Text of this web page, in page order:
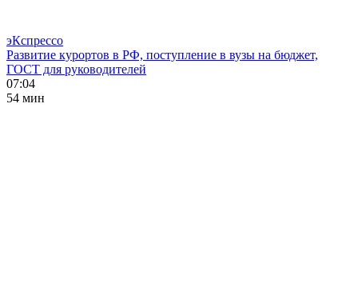
эКспрессо
Развитие курортов в РФ, поступление в вузы на бюджет,
ГОСТ для руководителей
07:04
54 мин